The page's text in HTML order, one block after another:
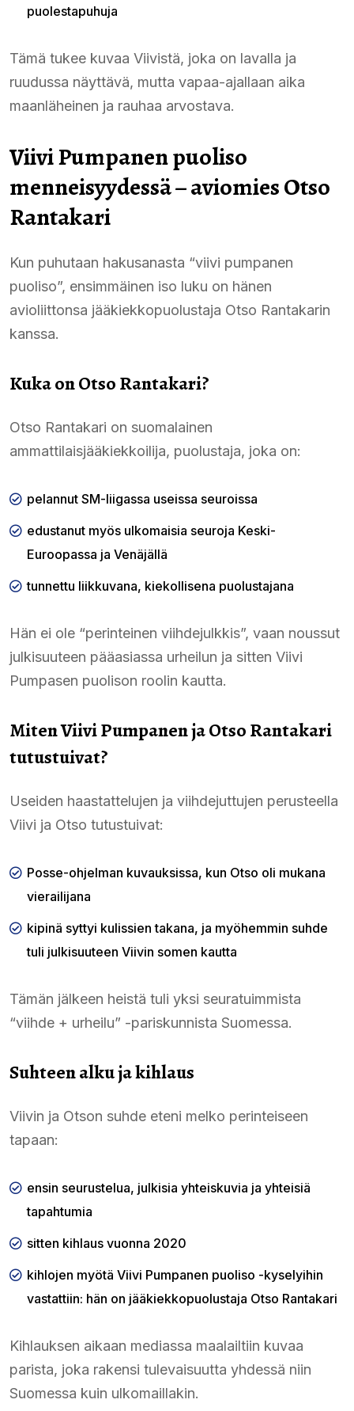
puolestapuhuja
Tämä tukee kuvaa Viivistä, joka on lavalla ja
ruudussa näyttävä, mutta vapaa-ajallaan aika
maanläheinen ja rauhaa arvostava.
Viivi Pumpanen puoliso
menneisyydessä – aviomies Otso
Rantakari
Kun puhutaan hakusanasta “viivi pumpanen
puoliso”, ensimmäinen iso luku on hänen
avioliittonsa jääkiekkopuolustaja Otso Rantakarin
kanssa.
Kuka on Otso Rantakari?
Otso Rantakari on suomalainen
ammattilaisjääkiekkoilija, puolustaja, joka on:
pelannut SM-liigassa useissa seuroissa
edustanut myös ulkomaisia seuroja Keski-
Euroopassa ja Venäjällä
tunnettu liikkuvana, kiekollisena puolustajana
Hän ei ole “perinteinen viihdejulkkis”, vaan noussut
julkisuuteen pääasiassa urheilun ja sitten Viivi
Pumpasen puolison roolin kautta.
Miten Viivi Pumpanen ja Otso Rantakari
tutustuivat?
Useiden haastattelujen ja viihdejuttujen perusteella
Viivi ja Otso tutustuivat:
Posse-ohjelman kuvauksissa, kun Otso oli mukana
vierailijana
kipinä syttyi kulissien takana, ja myöhemmin suhde
tuli julkisuuteen Viivin somen kautta
Tämän jälkeen heistä tuli yksi seuratuimmista
“viihde + urheilu” -pariskunnista Suomessa.
Suhteen alku ja kihlaus
Viivin ja Otson suhde eteni melko perinteiseen
tapaan:
ensin seurustelua, julkisia yhteiskuvia ja yhteisiä
tapahtumia
sitten kihlaus vuonna 2020
kihlojen myötä Viivi Pumpanen puoliso -kyselyihin
vastattiin: hän on jääkiekkopuolustaja Otso Rantakari
Kihlauksen aikaan mediassa maalailtiin kuvaa
parista, joka rakensi tulevaisuutta yhdessä niin
Suomessa kuin ulkomaillakin.